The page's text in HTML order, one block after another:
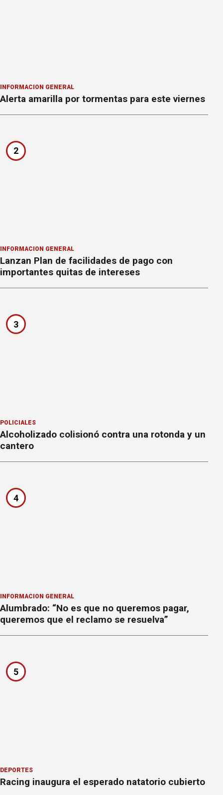
INFORMACION GENERAL
Alerta amarilla por tormentas para este viernes
2
INFORMACION GENERAL
Lanzan Plan de facilidades de pago con
importantes quitas de intereses
3
POLICIALES
Alcoholizado colisionó contra una rotonda y un
cantero
4
INFORMACION GENERAL
Alumbrado: “No es que no queremos pagar,
queremos que el reclamo se resuelva”
5
DEPORTES
Racing inaugura el esperado natatorio cubierto